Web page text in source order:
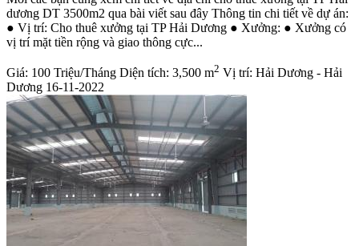
dương DT 3500m2 qua bài viết sau đây Thông tin chi tiết về dự án:
● Vị trí: Cho thuê xưởng tại TP Hải Dương ● Xưởng: ● Xưởng có
vị trí mặt tiền rộng và giao thông cực...
Giá: 100 Triệu/Tháng Diện tích: 3,500 m2 Vị trí: Hải Dương - Hải
Dương 16-11-2022